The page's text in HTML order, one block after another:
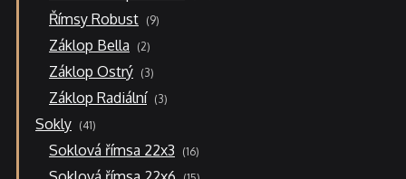
Římsy Robust 99
produktů
Záklop Bella 22
produkty
Záklop Ostrý 33
produkty
Záklop Radiální 33
produkty
Sokly 4141
produktů
Soklová římsa 22x3 1616
produktů
15